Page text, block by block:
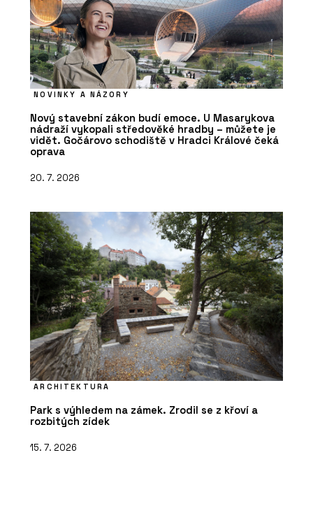
NOVINKY A NÁZORY
Nový stavební zákon budí emoce. U Masarykova
nádraží vykopali středověké hradby – můžete je
vidět. Gočárovo schodiště v Hradci Králové čeká
oprava
20. 7. 2026
ARCHITEKTURA
Park s výhledem na zámek. Zrodil se z křoví a
rozbitých zídek
15. 7. 2026